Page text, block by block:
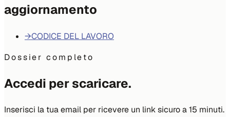
aggiornamento
→CODICE DEL LAVORO
Dossier completo
Accedi per scaricare.
Inserisci la tua email per ricevere un link sicuro a 15 minuti.